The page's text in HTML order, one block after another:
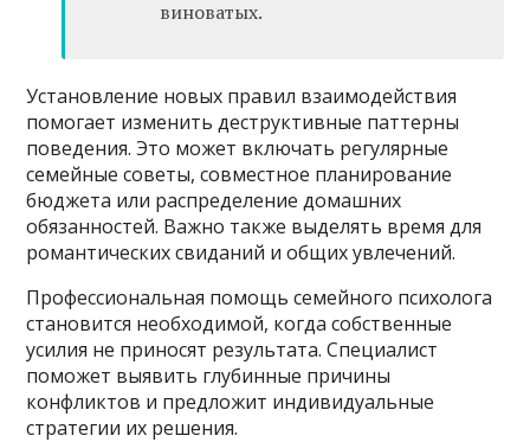
виноватых.
Установление новых правил взаимодействия
помогает изменить деструктивные паттерны
поведения. Это может включать регулярные
семейные советы, совместное планирование
бюджета или распределение домашних
обязанностей. Важно также выделять время для
романтических свиданий и общих увлечений.
Профессиональная помощь семейного психолога
становится необходимой, когда собственные
усилия не приносят результата. Специалист
поможет выявить глубинные причины
конфликтов и предложит индивидуальные
стратегии их решения.